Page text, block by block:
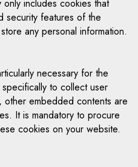
includes cookies that
security features of the
any personal information.
necessary for the
to collect user
other embedded contents are
It is mandatory to procure
cookies on your website.